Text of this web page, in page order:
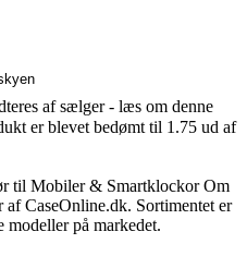
af sælger - læs om denne
er blevet bedømt til 1.75 ud af
til Mobiler & Smartklockor Om
CaseOnline.dk. Sortimentet er
modeller på markedet.